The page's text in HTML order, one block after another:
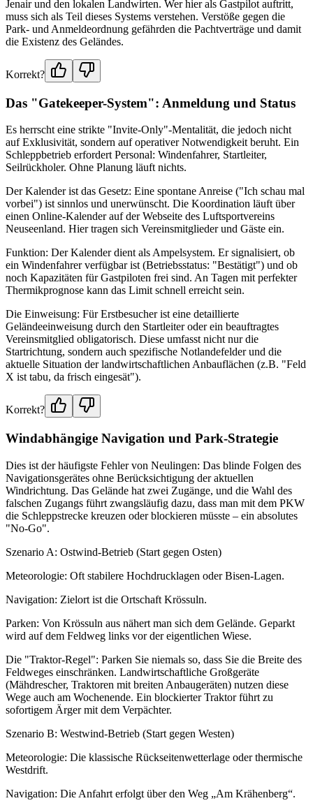
Jenair und den lokalen Landwirten. Wer hier als Gastpilot auftritt,
muss sich als Teil dieses Systems verstehen. Verstöße gegen die
Park- und Anmeldeordnung gefährden die Pachtverträge und damit
die Existenz des Geländes.
Korrekt?
Das "Gatekeeper-System": Anmeldung und Status
Es herrscht eine strikte "Invite-Only"-Mentalität, die jedoch nicht
auf Exklusivität, sondern auf operativer Notwendigkeit beruht. Ein
Schleppbetrieb erfordert Personal: Windenfahrer, Startleiter,
Seilrückholer. Ohne Planung läuft nichts.
Der Kalender ist das Gesetz: Eine spontane Anreise ("Ich schau mal
vorbei") ist sinnlos und unerwünscht. Die Koordination läuft über
einen Online-Kalender auf der Webseite des Luftsportvereins
Neuseenland. Hier tragen sich Vereinsmitglieder und Gäste ein.
Funktion: Der Kalender dient als Ampelsystem. Er signalisiert, ob
ein Windenfahrer verfügbar ist (Betriebsstatus: "Bestätigt") und ob
noch Kapazitäten für Gastpiloten frei sind. An Tagen mit perfekter
Thermikprognose kann das Limit schnell erreicht sein.
Die Einweisung: Für Erstbesucher ist eine detaillierte
Geländeeinweisung durch den Startleiter oder ein beauftragtes
Vereinsmitglied obligatorisch. Diese umfasst nicht nur die
Startrichtung, sondern auch spezifische Notlandefelder und die
aktuelle Situation der landwirtschaftlichen Anbauflächen (z.B. "Feld
X ist tabu, da frisch eingesät").
Korrekt?
Windabhängige Navigation und Park-Strategie
Dies ist der häufigste Fehler von Neulingen: Das blinde Folgen des
Navigationsgerätes ohne Berücksichtigung der aktuellen
Windrichtung. Das Gelände hat zwei Zugänge, und die Wahl des
falschen Zugangs führt zwangsläufig dazu, dass man mit dem PKW
die Schleppstrecke kreuzen oder blockieren müsste – ein absolutes
"No-Go".
Szenario A: Ostwind-Betrieb (Start gegen Osten)
Meteorologie: Oft stabilere Hochdrucklagen oder Bisen-Lagen.
Navigation: Zielort ist die Ortschaft Krössuln.
Parken: Von Krössuln aus nähert man sich dem Gelände. Geparkt
wird auf dem Feldweg links vor der eigentlichen Wiese.
Die "Traktor-Regel": Parken Sie niemals so, dass Sie die Breite des
Feldweges einschränken. Landwirtschaftliche Großgeräte
(Mähdrescher, Traktoren mit breiten Anbaugeräten) nutzen diese
Wege auch am Wochenende. Ein blockierter Traktor führt zu
sofortigem Ärger mit dem Verpächter.
Szenario B: Westwind-Betrieb (Start gegen Westen)
Meteorologie: Die klassische Rückseitenwetterlage oder thermische
Westdrift.
Navigation: Die Anfahrt erfolgt über den Weg „Am Krähenberg“.